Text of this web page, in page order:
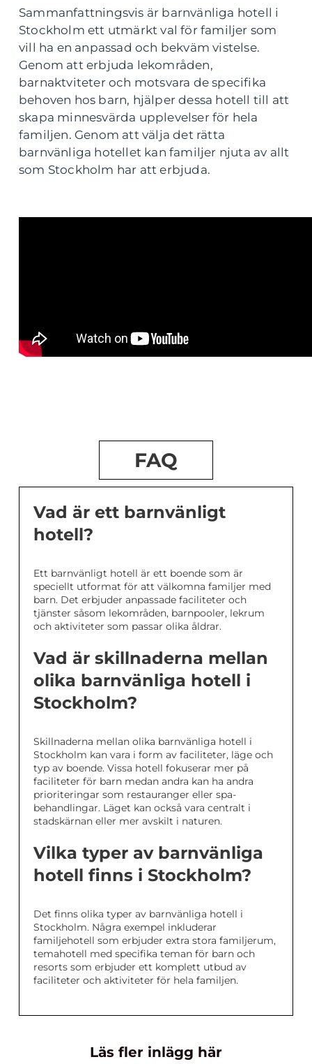
Sammanfattningsvis är barnvänliga hotell i
Stockholm ett utmärkt val för familjer som
vill ha en anpassad och bekväm vistelse.
Genom att erbjuda lekområden,
barnaktviteter och motsvara de specifika
behoven hos barn, hjälper dessa hotell till att
skapa minnesvärda upplevelser för hela
familjen. Genom att välja det rätta
barnvänliga hotellet kan familjer njuta av allt
som Stockholm har att erbjuda.
FAQ
Vad är ett barnvänligt
hotell?
Ett barnvänligt hotell är ett boende som är
speciellt utformat för att välkomna familjer med
barn. Det erbjuder anpassade faciliteter och
tjänster såsom lekområden, barnpooler, lekrum
och aktiviteter som passar olika åldrar.
Vad är skillnaderna mellan
olika barnvänliga hotell i
Stockholm?
Skillnaderna mellan olika barnvänliga hotell i
Stockholm kan vara i form av faciliteter, läge och
typ av boende. Vissa hotell fokuserar mer på
faciliteter för barn medan andra kan ha andra
prioriteringar som restauranger eller spa-
behandlingar. Läget kan också vara centralt i
stadskärnan eller mer avskilt i naturen.
Vilka typer av barnvänliga
hotell finns i Stockholm?
Det finns olika typer av barnvänliga hotell i
Stockholm. Några exempel inkluderar
familjehotell som erbjuder extra stora familjerum,
temahotell med specifika teman för barn och
resorts som erbjuder ett komplett utbud av
faciliteter och aktiviteter för hela familjen.
Läs fler inlägg här